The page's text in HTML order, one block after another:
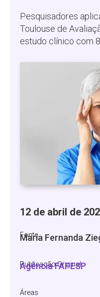
Pesquisadores
Toulouse de
estudo clínico com
12 de abril de
Fonte
Maria Fernanda
Publicação Original
Agência FAPESP
Áreas